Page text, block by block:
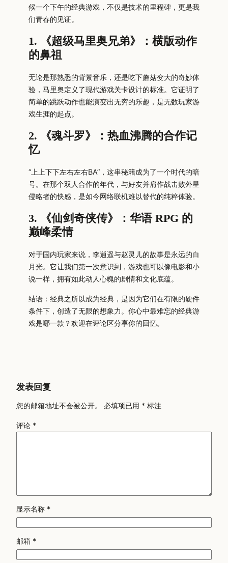
候一个下午的经典游戏，不仅是技术的里程碑，更是我
们青春的见证。
1. 《超级马里奥兄弟》：横版动作
的鼻祖
无论是那熟悉的背景音乐，还是吃下蘑菇变大的奇妙体
验，马里奥定义了现代游戏关卡设计的标准。它证明了
简单的跳跃动作也能演变出无穷的乐趣，是无数玩家游
戏生涯的起点。
2. 《魂斗罗》：热血沸腾的合作记
忆
“上上下下左右左右BA”，这串秘籍成为了一个时代的暗
号。在那个双人合作的年代，与好友并肩作战击败外星
侵略者的快感，是如今网络联机难以替代的纯粹体验。
3. 《仙剑奇侠传》：华语 RPG 的
巅峰柔情
对于国内玩家来说，李逍遥与赵灵儿的故事是永远的白
月光。它让我们第一次意识到，游戏也可以像电影和小
说一样，拥有如此动人心魄的剧情和文化底蕴。
结语：经典之所以成为经典，是因为它们在有限的硬件
条件下，创造了无限的想象力。你心中最难忘的经典游
戏是哪一款？欢迎在评论区分享你的回忆。
发表回复
您的邮箱地址不会被公开。 必填项已用 * 标注
评论 *
显示名称 *
邮箱 *